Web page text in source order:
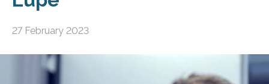
27 February 2023